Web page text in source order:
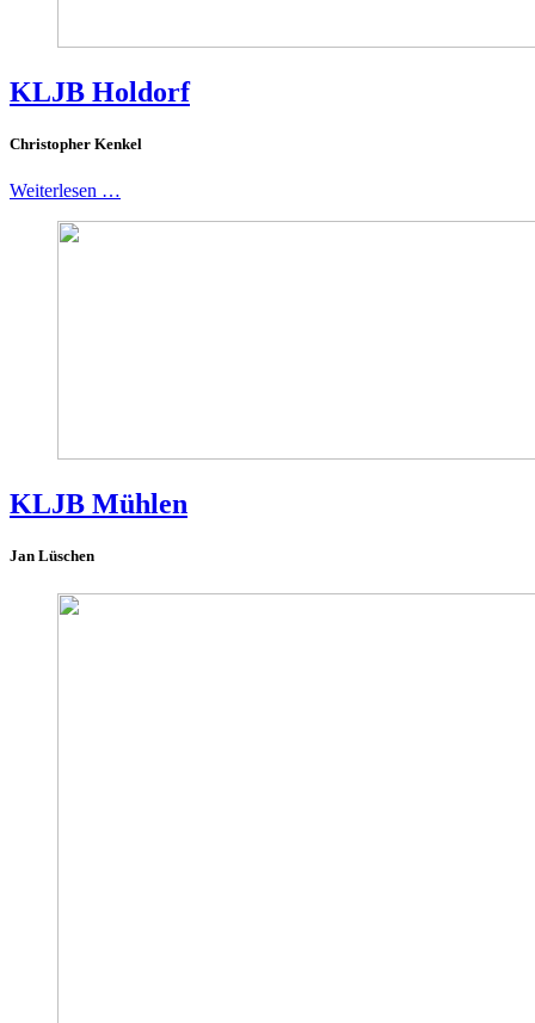
KLJB Holdorf
Christopher Kenkel
Weiterlesen …
KLJB Mühlen
Jan Lüschen